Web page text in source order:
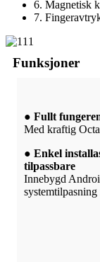
6. Magnetisk
7.
Funksjoner
● Fullt
Med kraftig
● Enkel
tilpassbare
Innebygd